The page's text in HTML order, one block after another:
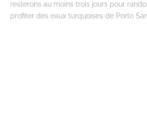
resterons au moins trois jours pour
profiter des eaux turquoises de Porto